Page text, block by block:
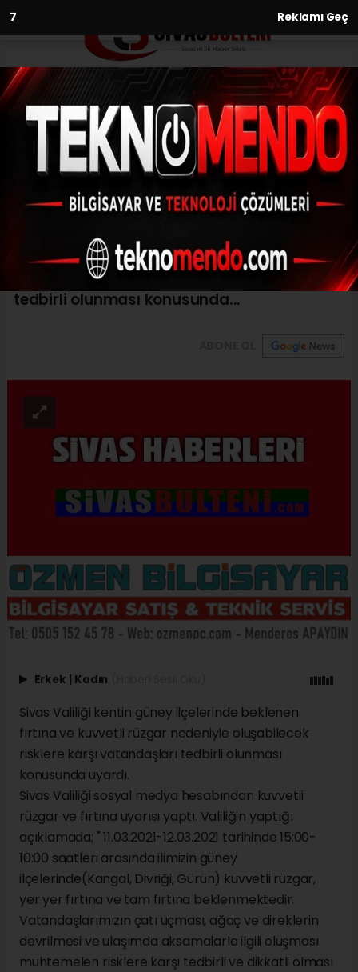
6 Reklamı Geç
Anasayfa
Sivas Valiliğinden fırtına
uyarısı
11.03.2021 - 16:08, Güncelleme: 11.03.2021 - 16:08
Sivas Valiliği kentin güney ilçelerinde
beklenen fırtına ve kuvvetli rüzgar nedeniyle
oluşabilecek risklere karşı vatandaşları
tedbirli olunması konusunda...
Erkek | Kadın
Sivas Valiliği kentin güney ilçelerinde beklenen
fırtına ve kuvvetli rüzgar nedeniyle oluşabilecek
risklere karşı vatandaşları tedbirli olunması
konusunda uyardı.
Sivas Valiliği sosyal medya hesabından kuvvetli
rüzgar ve fırtına uyarısı yaptı. Valiliğin yaptığı
açıklamada; " 11.03.2021-12.03.2021 tarihinde 15:00-
10:00 saatleri arasında ilimizin güney
ilçelerinde(Kangal, Divriği, Gürün) kuvvetli rüzgar,
yer yer fırtına ve tam fırtına beklenmektedir.
Vatandaşlarımızın çatı uçması, ağaç ve direklerin
devrilmesi ve ulaşımda aksamalarla ilgili oluşması
muhtemelen risklere karşı tedbirli ve dikkatli olması